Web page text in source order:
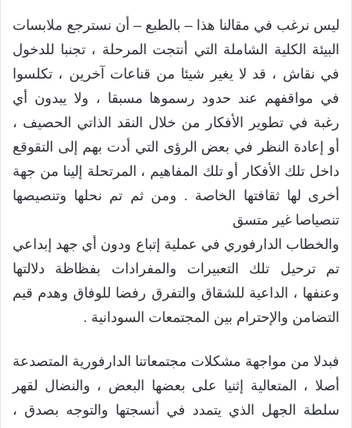
ليس نرغب في مقالنا هذا – بالطبع – أن نسترجع ملابسات
البيئة الكلية الشاملة التي أنتجت المرحلة ، تجنبا للدخول
في نقاش ، قد لا يغير شيئا من قناعات آخرين ، تكلسوا
في مواقفهم عند حدود رسموها مسبقا ، ولا يبدون أي
رغبة في تطوير الأفكار من خلال النقد الذاتي الحصيف ،
أو إعادة النظر في بعض الرؤى التي أدت بهم إلى التقوقع
داخل تلك الأفكار أو تلك المفاهيم ، المرتحلة إلينا من جهة
أخرى لها ثقافتها الخاصة . ومن ثم تم نحلها وتنصيصها
تنصياصا غير متسق
والخطاب الدارفوري في عملية إتباع ودون أي جهد إبداعي
تم ترحيل تلك التعبيرات والمفرادات بفظاظة دلالتها
وعنفها ، الداعية للشقاق والتفرق رفضا للوفاق وهدم قيم
التضامن والإحترام بين المجتمعات السودانية .
فبدلا من مواجهة مشكلات مجتمعاتنا الدارفورية المتصدعة
أصلا ، المتعالية إثنيا على بعضها البعض ، والنضال لقهر
سلطة الجهل الذي يتمدد في أنسجتها والتوجه بصدق ،